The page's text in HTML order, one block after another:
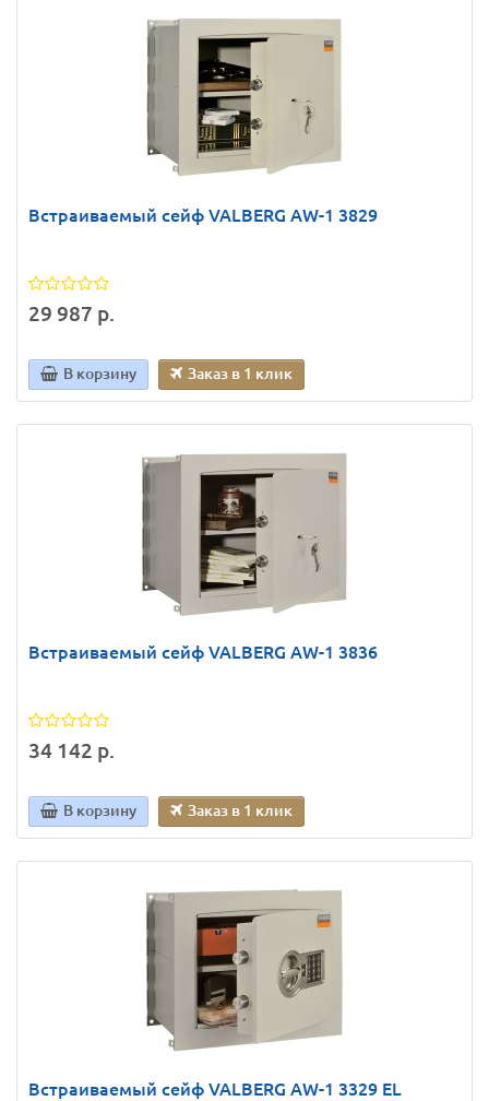
Встраиваемый сейф VALBERG AW-1 3829
29 987 р.
В корзину Заказ в 1 клик
Встраиваемый сейф VALBERG AW-1 3836
34 142 р.
В корзину Заказ в 1 клик
Встраиваемый сейф VALBERG AW-1 3329 EL